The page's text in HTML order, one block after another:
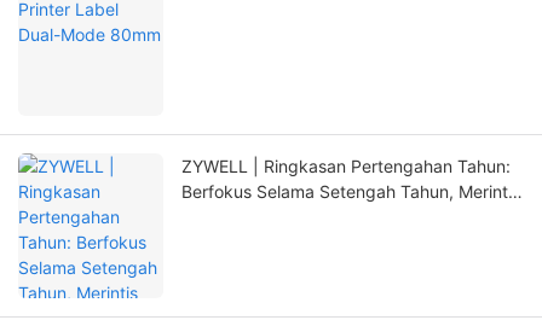
ZYWELL | Ringkasan Pertengahan Tahun:
Berfokus Selama Setengah Tahun, Merintis